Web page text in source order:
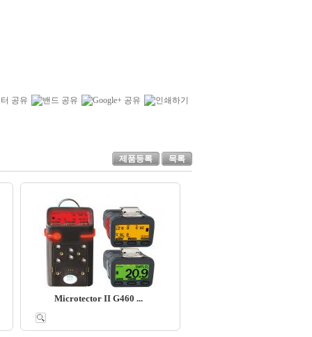
제품등록 목록
Microtector II G460 ...